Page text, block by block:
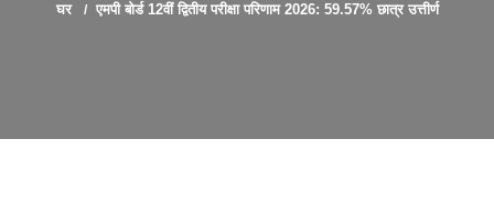
घर एमपी बोर्ड 12वीं द्वितीय परीक्षा परिणाम 2026: 59.57% छात्र उत्तीर्ण